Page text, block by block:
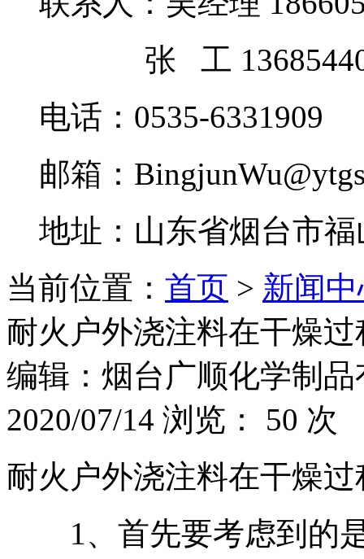
张 工
电话：0535-6331909
邮箱：
地址：山东省烟台市
当前位置： 首页 > 新闻
耐火户外浇注料在干燥
编辑：烟台广顺化学制
2020/07/14 浏览：
50 次
耐火户外浇注料在干燥
1、首先要考虑到的是